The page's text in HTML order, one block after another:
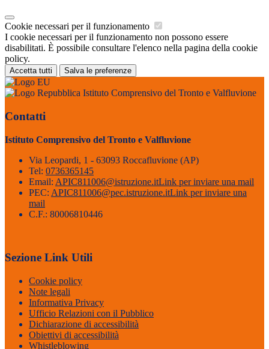
Cookie necessari per il funzionamento
I cookie necessari per il funzionamento non possono essere
disabilitati. È possibile consultare l'elenco nella pagina della cookie
policy.
Accetta tutti Salva le preferenze
Istituto Comprensivo del Tronto e Valfluvione
Contatti
Istituto Comprensivo del Tronto e Valfluvione
Via Leopardi, 1 - 63093 Roccafluvione (AP)
Tel: 0736365145
Email: APIC811006@istruzione.itLink per inviare una mail
PEC: APIC811006@pec.istruzione.itLink per inviare una
mail
C.F.: 80006810446
Sezione Link Utili
Cookie policy
Note legali
Informativa Privacy
Ufficio Relazioni con il Pubblico
Dichiarazione di accessibilità
Obiettivi di accessibilità
Whistleblowing